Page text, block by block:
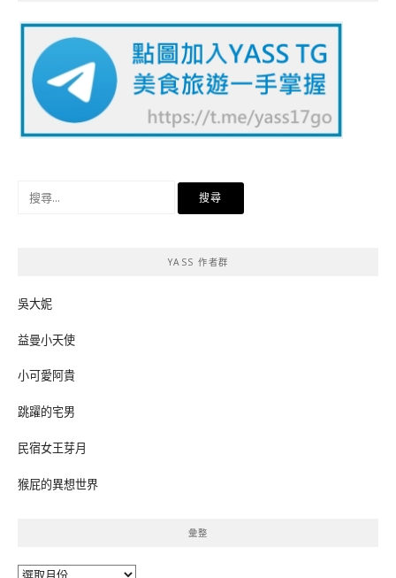
YASS 作者群
吳大妮
益曼小天使
小可愛阿貴
跳躍的宅男
民宿女王芽月
猴屁的異想世界
彙整
彙